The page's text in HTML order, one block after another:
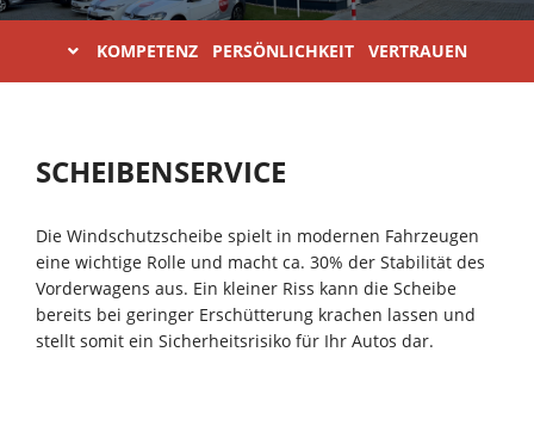
KOMPETENZ PERSÖNLICHKEIT VERTRAUEN
SCHEIBENSERVICE
Die Windschutzscheibe spielt in modernen Fahrzeugen
eine wichtige Rolle und macht ca. 30% der Stabilität des
Vorderwagens aus. Ein kleiner Riss kann die Scheibe
bereits bei geringer Erschütterung krachen lassen und
stellt somit ein Sicherheitsrisiko für Ihr Autos dar.